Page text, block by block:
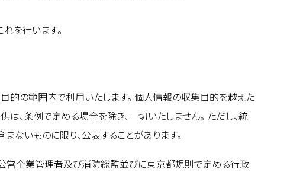
を行います。
的の範囲内で利用いたします。 個人情報の収集目的を越えた
条例で定める場合を除き、一切いたしません。 ただし、統
いものに限り、公表することがあります。
公営企業管理者及び消防総監並びに東京都規則で定める行政